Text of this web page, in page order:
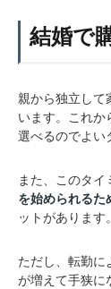
結婚で
親から独立して
います。これか
選べるのでよい
また、このタイ
を始められるた
ットがあります。
ただし、転勤に
が増えて手狭に